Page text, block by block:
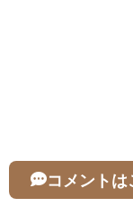
コメントは